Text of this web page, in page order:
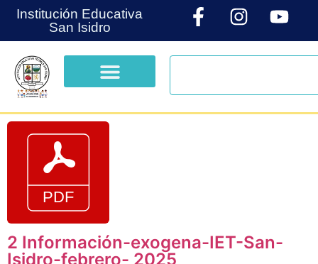
Institución Educativa
San Isidro
2 Información-exogena-IET-San-
Isidro-febrero- 2025